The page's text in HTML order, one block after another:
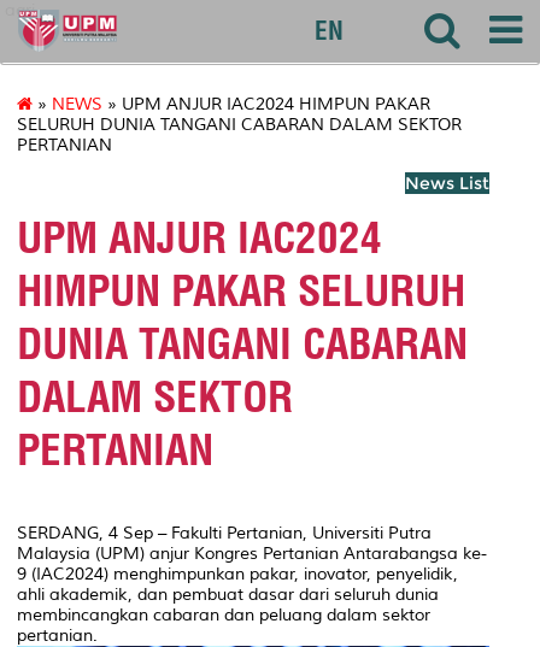
agri
EN
» NEWS » UPM ANJUR IAC2024 HIMPUN PAKAR
SELURUH DUNIA TANGANI CABARAN DALAM SEKTOR
PERTANIAN
News List
UPM ANJUR IAC2024
HIMPUN PAKAR SELURUH
DUNIA TANGANI CABARAN
DALAM SEKTOR
PERTANIAN
SERDANG, 4 Sep – Fakulti Pertanian, Universiti Putra
Malaysia (UPM) anjur Kongres Pertanian Antarabangsa ke-
9 (IAC2024) menghimpunkan pakar, inovator, penyelidik,
ahli akademik, dan pembuat dasar dari seluruh dunia
membincangkan cabaran dan peluang dalam sektor
pertanian.